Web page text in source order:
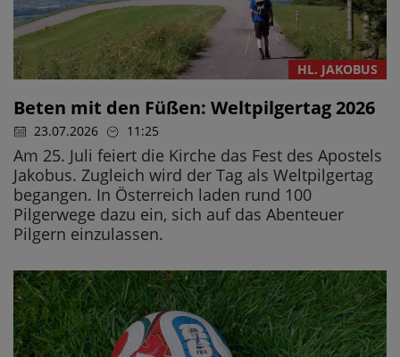
HL. JAKOBUS
Beten mit den Füßen: Weltpilgertag 2026
23.07.2026 11:25
Am 25. Juli feiert die Kirche das Fest des Apostels
Jakobus. Zugleich wird der Tag als Weltpilgertag
begangen. In Österreich laden rund 100
Pilgerwege dazu ein, sich auf das Abenteuer
Pilgern einzulassen.